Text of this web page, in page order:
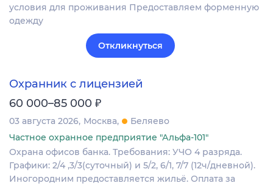
условия для проживания Предоставляем форменную
одежду
Откликнуться
Охранник с лицензией
60 000–85 000 ₽
03 августа 2026 Москва
Беляево
Частное охранное предприятие "Альфа-101"
Охрана офисов банка. Требования: УЧО 4 разряда.
Графики: 2/4 ,3/3(суточный) и 5/2, 6/1, 7/7 (12ч/дневной).
Иногородним предоставляется жильё. Оплата за